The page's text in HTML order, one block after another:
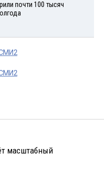
почти 100 тысяч
масштабный